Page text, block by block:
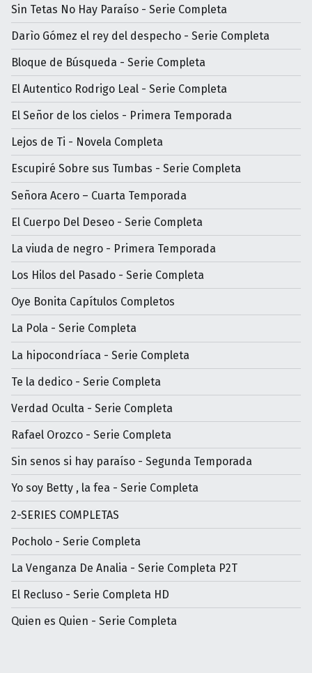
Sin Tetas No Hay Paraíso - Serie Completa
Darìo Gómez el rey del despecho - Serie Completa
Bloque de Búsqueda - Serie Completa
El Autentico Rodrigo Leal - Serie Completa
El Señor de los cielos - Primera Temporada
Lejos de Ti - Novela Completa
Escupiré Sobre sus Tumbas - Serie Completa
Señora Acero – Cuarta Temporada
El Cuerpo Del Deseo - Serie Completa
La viuda de negro - Primera Temporada
Los Hilos del Pasado - Serie Completa
Oye Bonita Capítulos Completos
La Pola - Serie Completa
La hipocondríaca - Serie Completa
Te la dedico - Serie Completa
Verdad Oculta - Serie Completa
Rafael Orozco - Serie Completa
Sin senos si hay paraíso - Segunda Temporada
Yo soy Betty , la fea - Serie Completa
2-SERIES COMPLETAS
Pocholo - Serie Completa
La Venganza De Analia - Serie Completa P2T
El Recluso - Serie Completa HD
Quien es Quien - Serie Completa